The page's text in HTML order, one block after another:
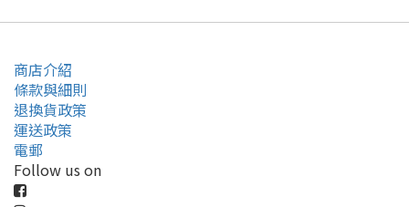
商店介紹
條款與細則
退換貨政策
運送政策
電郵
Follow us on